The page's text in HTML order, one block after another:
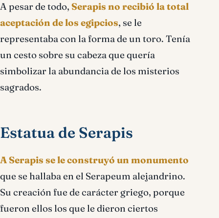
A pesar de todo, Serapis no recibió la total
aceptación de los egipcios, se le
representaba con la forma de un toro. Tenía
un cesto sobre su cabeza que quería
simbolizar la abundancia de los misterios
sagrados.
Estatua de Serapis
A Serapis se le construyó un monumento
que se hallaba en el Serapeum alejandrino.
Su creación fue de carácter griego, porque
fueron ellos los que le dieron ciertos